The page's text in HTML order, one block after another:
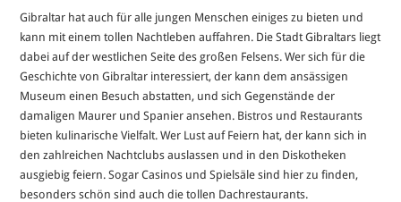
Gibraltar hat auch für alle jungen Menschen einiges zu bieten und
kann mit einem tollen Nachtleben auffahren. Die Stadt Gibraltars liegt
dabei auf der westlichen Seite des großen Felsens. Wer sich für die
Geschichte von Gibraltar interessiert, der kann dem ansässigen
Museum einen Besuch abstatten, und sich Gegenstände der
damaligen Maurer und Spanier ansehen. Bistros und Restaurants
bieten kulinarische Vielfalt. Wer Lust auf Feiern hat, der kann sich in
den zahlreichen Nachtclubs auslassen und in den Diskotheken
ausgiebig feiern. Sogar Casinos und Spielsäle sind hier zu finden,
besonders schön sind auch die tollen Dachrestaurants.